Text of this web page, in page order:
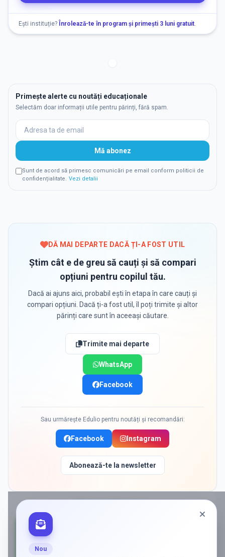
Ești instituție? Înrolează-te în program și primești 3 luni gratuit.
Primește alerte cu noutăți educaționale
Selectăm doar informații utile pentru părinți, fără spam.
Mă abonez
Sunt de acord să primesc comunicări pe email conform politicii de
confidențialitate. Vezi detalii
DĂ MAI DEPARTE DACĂ ȚI-A FOST UTIL
Știm cât e de greu să cauți și să compari
opțiuni pentru copilul tău.
Dacă ai ajuns aici, probabil ești în etapa în care cauți și
compari opțiuni. Dacă ți-a fost util, îl poți trimite și altor
părinți care sunt în aceeași căutare.
Trimite mai departe
WhatsApp
Facebook
Sau urmărește Edulio pentru noutăți și recomandări:
Facebook Instagram
Abonează-te la newsletter
Nou